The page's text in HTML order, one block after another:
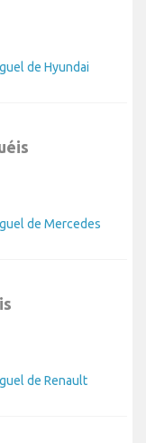
de Hyundai
de Mercedes
de Renault